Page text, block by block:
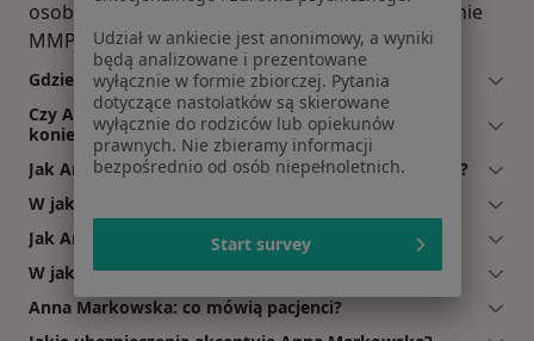
osobowości, diagnoza zaburzeń nastroju, Badanie
MMPI-2, Diagnoza zaburzeń lękowych - STAI.
Gdzie Anna Markowska ma swój gabinet?
Czy Anna Markowska przyjmuje online, bez
konieczności pojawiania się w placówce?
Jak Anna Markowska akceptuje płatności po wizycie?
W jakich językach konsultuje Anna Markowska?
Jak Anna Markowska umawia wizyty?
W jakich godzinach przyjmuje Anna Markowska?
Anna Markowska: co mówią pacjenci?
Udział w ankiecie jest anonimowy, a wyniki
będą analizowane i prezentowane
wyłącznie w formie zbiorczej. Pytania
dotyczące nastolatków są skierowane
wyłącznie do rodziców lub opiekunów
prawnych. Nie zbieramy informacji
bezpośrednio od osób niepełnoletnich.
Start survey